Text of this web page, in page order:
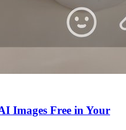
Images Free in Your